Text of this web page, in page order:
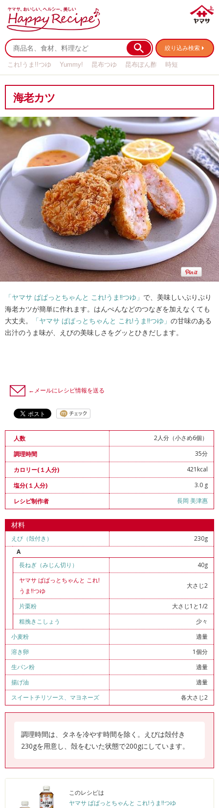
絞り込み検索
これ!うま!!つゆ Yummy! 昆布つゆ 昆布ぽん酢
時短
海老カツ
「ヤマサ ぱぱっとちゃんと これ!うま!!つゆ」 で、美味しいぷりぷり
海老カツが簡単に作れます。はんぺんなどのつなぎを加えなくても
大丈夫。
「ヤマサ ぱぱっとちゃんと これ!うま!!つゆ」 の甘味のある
出汁のうま味が、えびの美味しさをグッとひきだします。
←メールにレシピ情報を送る
人数
2人分（小さめ6個）
調理時間
35分
カロリー(１人分)
421kcal
塩分(１人分)
3.0 g
レシピ制作者
長岡 美津惠
材料
えび（殻付き）
230g
A
長ねぎ（みじん切り）
40g
ヤマサ ぱぱっとちゃんと これ!
うま!!つゆ
大さじ2
片栗粉
大さじ1と1/2
粗挽きこしょう
少々
小麦粉
適量
溶き卵
1個分
生パン粉
適量
揚げ油
適量
スイートチリソース、 マヨネーズ 各大さじ2
調理時間は、タネを冷やす時間を除く。えびは殻付き
230gを用意し、殻をむいた状態で200gにしています。
このレシピは
ヤマサ ぱぱっとちゃんと これ!うま!!つゆ